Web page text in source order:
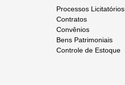
Processos Licitatórios
Contratos
Convênios
Bens Patrimoniais
Controle de Estoque